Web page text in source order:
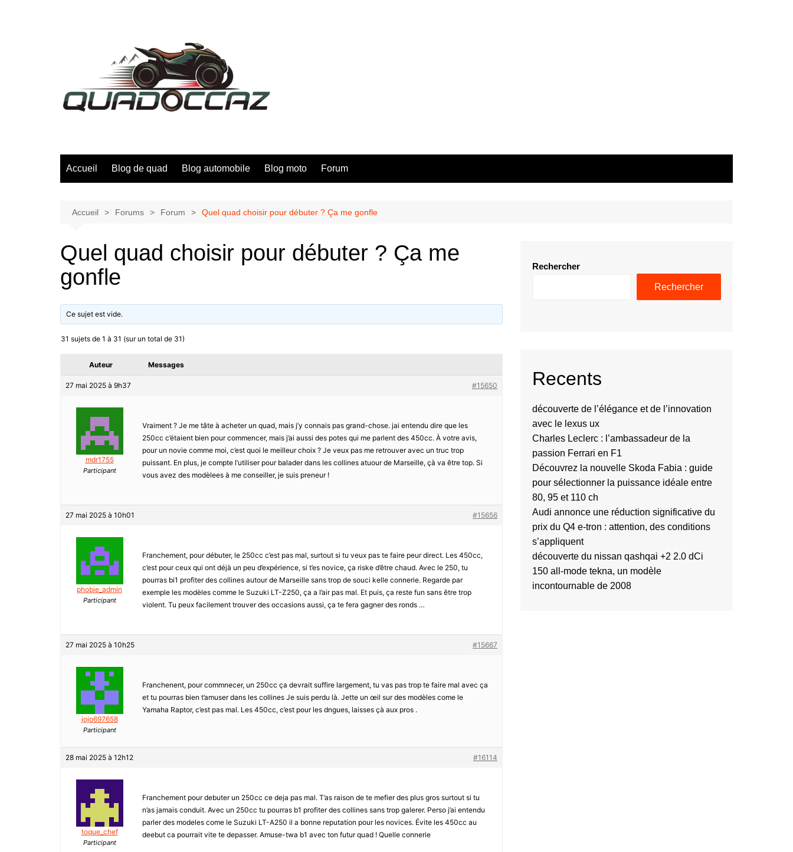
Accueil Blog de quad Blog automobile Blog moto Forum
Accueil Forums Forum Quel quad choisir pour débuter ? Ça me gonfle
Quel quad choisir pour débuter ? Ça me
gonfle
Ce sujet est vide.
31 sujets de 1 à 31 (sur un total de 31)
Auteur Messages
27 mai 2025 à 9h37 #15650
mdr1755
Participant
Vraiment ? Je me tâte à acheter un quad, mais j’y connais pas grand-chose. jai entendu dire que les
250cc c’étaient bien pour commencer, mais j’ai aussi des potes qui me parlent des 450cc. À votre avis,
pour un novie comme moi, c’est quoi le meilleur choix ? Je veux pas me retrouver avec un truc trop
puissant. En plus, je compte l’utiliser pour balader dans les collines atuour de Marseille, çà va être top. Si
vous avez des modèlees à me conseiller, je suis preneur !
27 mai 2025 à 10h01 #15656
phobie_admin
Participant
Franchement, pour débuter, le 250cc c’est pas mal, surtout si tu veux pas te faire peur direct. Les 450cc,
c’est pour ceux qui ont déjà un peu d’expérience, si t’es novice, ça riske d’être chaud. Avec le 250, tu
pourras bi1 profiter des collines autour de Marseille sans trop de souci kelle connerie. Regarde par
exemple les modèles comme le Suzuki LT-Z250, ça a l’air pas mal. Et puis, ça reste fun sans être trop
violent. Tu peux facilement trouver des occasions aussi, ça te fera gagner des ronds …
27 mai 2025 à 10h25 #15667
jojo697658
Participant
Franchenent, pour commnecer, un 250cc ça devrait suffire largement, tu vas pas trop te faire mal avec ça
et tu pourras bien t’amuser dans les collines Je suis perdu là. Jette un œil sur des modèles come le
Yamaha Raptor, c’est pas mal. Les 450cc, c’est pour les dngues, laisses çà aux pros .
28 mai 2025 à 12h12 #16114
toque_chef
Participant
Franchement pour debuter un 250cc ce deja pas mal. T’as raison de te mefier des plus gros surtout si tu
n’as jamais conduit. Avec un 250cc tu pourras b1 profiter des collines sans trop galerer. Perso j’ai entendu
parler des modeles come le Suzuki LT-A250 il a bonne reputation pour les novices. Évite les 450cc au
deebut ca pourrait vite te depasser. Amuse-twa b1 avec ton futur quad ! Quelle connerie
Rechercher
Rechercher
Recents
découverte de l’élégance et de l’innovation
avec le lexus ux
Charles Leclerc : l’ambassadeur de la
passion Ferrari en F1
Découvrez la nouvelle Skoda Fabia : guide
pour sélectionner la puissance idéale entre
80, 95 et 110 ch
Audi annonce une réduction significative du
prix du Q4 e-tron : attention, des conditions
s’appliquent
découverte du nissan qashqai +2 2.0 dCi
150 all-mode tekna, un modèle
incontournable de 2008